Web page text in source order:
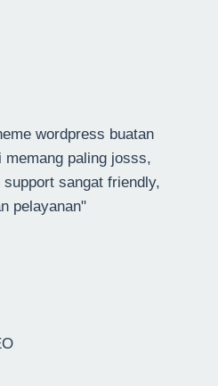
wordpress buatan
paling josss,
sangat friendly,
pelayanan"